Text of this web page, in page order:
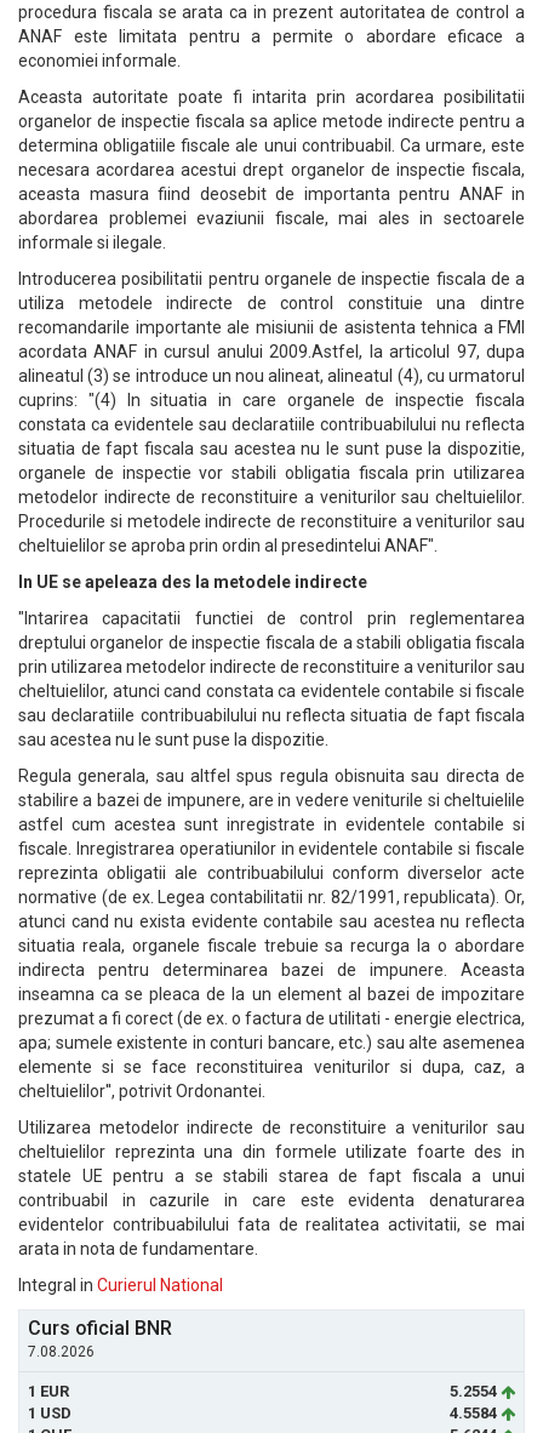
procedura fiscala se arata ca in prezent autoritatea de control a
ANAF este limitata pentru a permite o abordare eficace a
economiei informale.
Aceasta autoritate poate fi intarita prin acordarea posibilitatii
organelor de inspectie fiscala sa aplice metode indirecte pentru a
determina obligatiile fiscale ale unui contribuabil. Ca urmare, este
necesara acordarea acestui drept organelor de inspectie fiscala,
aceasta masura fiind deosebit de importanta pentru ANAF in
abordarea problemei evaziunii fiscale, mai ales in sectoarele
informale si ilegale.
Introducerea posibilitatii pentru organele de inspectie fiscala de a
utiliza metodele indirecte de control constituie una dintre
recomandarile importante ale misiunii de asistenta tehnica a FMI
acordata ANAF in cursul anului 2009.Astfel, la articolul 97, dupa
alineatul (3) se introduce un nou alineat, alineatul (4), cu urmatorul
cuprins: "(4) In situatia in care organele de inspectie fiscala
constata ca evidentele sau declaratiile contribuabilului nu reflecta
situatia de fapt fiscala sau acestea nu le sunt puse la dispozitie,
organele de inspectie vor stabili obligatia fiscala prin utilizarea
metodelor indirecte de reconstituire a veniturilor sau cheltuielilor.
Procedurile si metodele indirecte de reconstituire a veniturilor sau
cheltuielilor se aproba prin ordin al presedintelui ANAF".
In UE se apeleaza des la metodele indirecte
"Intarirea capacitatii functiei de control prin reglementarea
dreptului organelor de inspectie fiscala de a stabili obligatia fiscala
prin utilizarea metodelor indirecte de reconstituire a veniturilor sau
cheltuielilor, atunci cand constata ca evidentele contabile si fiscale
sau declaratiile contribuabilului nu reflecta situatia de fapt fiscala
sau acestea nu le sunt puse la dispozitie.
Regula generala, sau altfel spus regula obisnuita sau directa de
stabilire a bazei de impunere, are in vedere veniturile si cheltuielile
astfel cum acestea sunt inregistrate in evidentele contabile si
fiscale. Inregistrarea operatiunilor in evidentele contabile si fiscale
reprezinta obligatii ale contribuabilului conform diverselor acte
normative (de ex. Legea contabilitatii nr. 82/1991, republicata). Or,
atunci cand nu exista evidente contabile sau acestea nu reflecta
situatia reala, organele fiscale trebuie sa recurga la o abordare
indirecta pentru determinarea bazei de impunere. Aceasta
inseamna ca se pleaca de la un element al bazei de impozitare
prezumat a fi corect (de ex. o factura de utilitati - energie electrica,
apa; sumele existente in conturi bancare, etc.) sau alte asemenea
elemente si se face reconstituirea veniturilor si dupa, caz, a
cheltuielilor'', potrivit Ordonantei.
Utilizarea metodelor indirecte de reconstituire a veniturilor sau
cheltuielilor reprezinta una din formele utilizate foarte des in
statele UE pentru a se stabili starea de fapt fiscala a unui
contribuabil in cazurile in care este evidenta denaturarea
evidentelor contribuabilului fata de realitatea activitatii, se mai
arata in nota de fundamentare.
Integral in Curierul National
Curs oficial BNR
7.08.2026
1 EUR
5.2554
1 USD
4.5584